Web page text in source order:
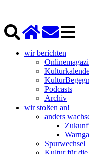
wir berichten
Podcasts
Archiv
wir stoßen an!
anders
Spurwechsel